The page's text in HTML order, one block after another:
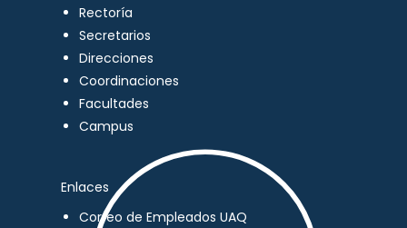
Rectoría
Secretarios
Direcciones
Coordinaciones
Facultades
Campus
Enlaces
Correo de Empleados UAQ